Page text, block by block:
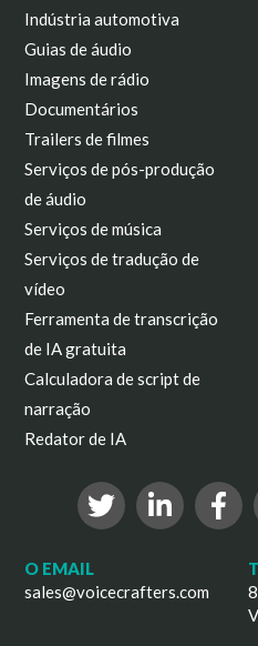
Indústria automotiva
Guias de áudio
Imagens de rádio
Documentários
Trailers de filmes
Serviços de pós-produção
de áudio
Serviços de música
Serviços de tradução de
vídeo
Ferramenta de transcrição
de IA gratuita
Calculadora de script de
narração
Redator de IA
O EMAIL
sales@voicecrafters.com